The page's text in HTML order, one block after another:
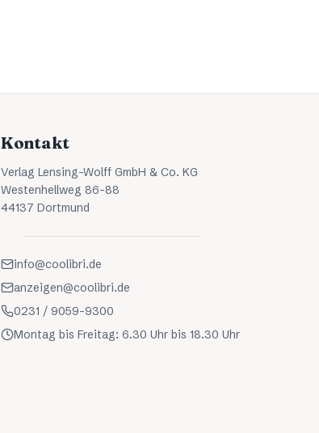
Kontakt
Verlag Lensing-Wolff GmbH & Co. KG
Westenhellweg 86-88
44137 Dortmund
info@coolibri.de
anzeigen@coolibri.de
0231 / 9059-9300
Montag bis Freitag: 6.30 Uhr bis 18.30 Uhr